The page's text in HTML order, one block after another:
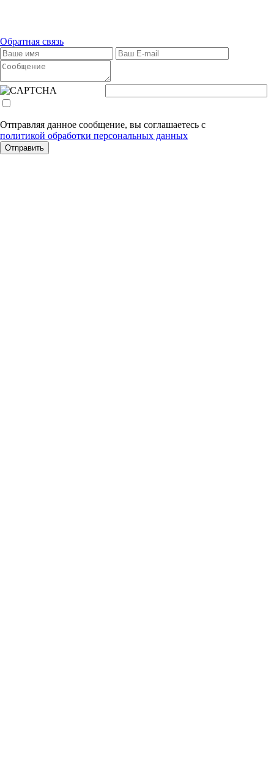
Обратная связь
Отправляя данное сообщение, вы соглашаетесь с
политикой обработки персональных данных
Отправить